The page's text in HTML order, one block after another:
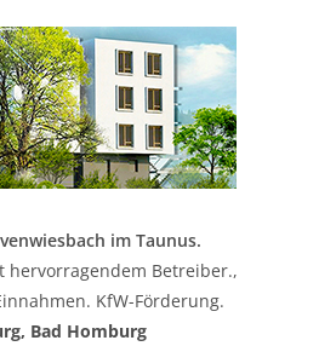
im Taunus.
hervorragendem Betreiber.,
KfW-Förderung.
Bad Homburg